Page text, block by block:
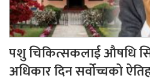
पशु चिकित्सकलाई औषधि
अधिकार दिन सर्वोच्चको